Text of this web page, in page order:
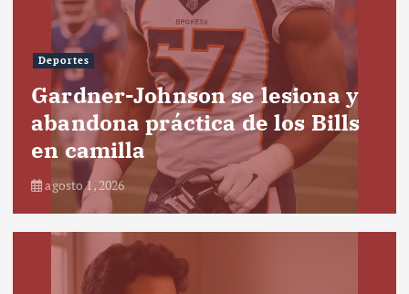
Deportes
Gardner-Johnson se lesiona y
abandona práctica de los Bills
en camilla
agosto 1, 2026